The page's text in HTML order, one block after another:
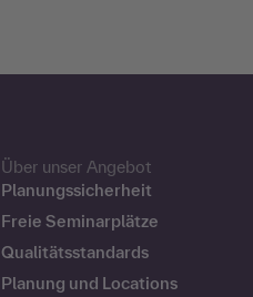
Über unser Angebot
Planungssicherheit
Freie Seminarplätze
Qualitätsstandards
Planung und Locations